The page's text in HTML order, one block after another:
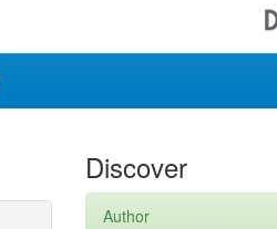
Discover
Author